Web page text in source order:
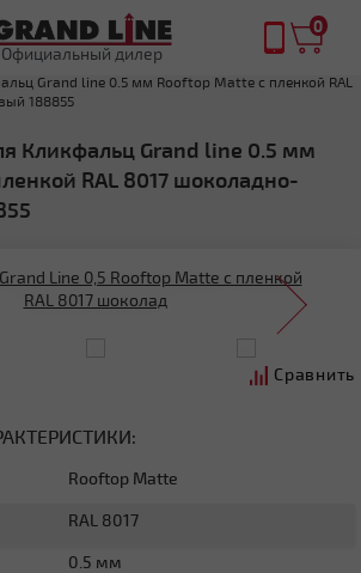
Официальный дилер
0
Grand line 0.5 мм Rooftop Matte с пленкой RAL
188855
Кликфальц Grand line 0.5 мм
RAL 8017 шоколадно-
Сравнить
Rooftop Matte
RAL 8017
0.5 мм